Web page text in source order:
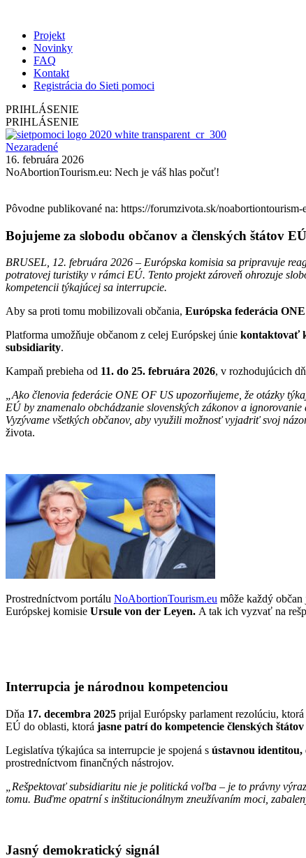
Projekt
Novinky
FAQ
Kontakt
Registrácia do Sieti pomoci
PRIHLÁSENIE
PRIHLÁSENIE
Nezaradené
16. februára 2026
NoAbortionTourism.eu: Nech je váš hlas počuť!
Pôvodne publikované na: https://forumzivota.sk/noabortiontourism-
Bojujeme za slobodu občanov a členských štátov EÚ
BRUSEL, 12. februára 2026 – Európska komisia sa pripravuje
potratovej turistiky v rámci EÚ. Tento projekt zároveň ohrozuje
kompetencii týkajúcej sa interrupcie.
Aby sa proti tomu mobilizovali občania, Európska federácia
Platforma umožňuje občanom z celej Európskej únie kontaktovať
subsidiarity.
Kampaň prebieha od 11. do 25. februára 2026, v rozhodujúcich
„Ako členovia federácie ONE OF US upozorňujeme, že otázky
EÚ by znamenalo obchádzanie slovenských zákonov a
Vyzývame všetkých občanov, aby využili možnosť vyjadriť svoj
života.
Prostredníctvom portálu NoAbortionTourism.eu môže každý
Európskej komisie Ursule von der Leyen. A tak ich vyzvať na
Interrupcia je národnou kompetenciou
Dňa 17. decembra 2025 prijal Európsky parlament rezolúciu,
EÚ do oblasti, ktorá jasne patrí do kompetencie členských štátov
Legislatíva týkajúca sa interrupcie je spojená s ústavnou
prostredníctvom finančných nástrojov.
„Rešpektovať subsidiaritu nie je politická voľba – je to právny
tomu. Buďme opatrní s inštitucionálnym zneužívaním moci,
Jasný demokratický signál